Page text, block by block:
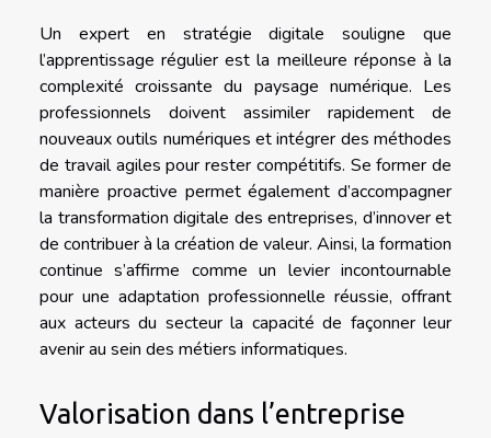
Un expert en stratégie digitale souligne que
l’apprentissage régulier est la meilleure réponse à la
complexité croissante du paysage numérique. Les
professionnels doivent assimiler rapidement de
nouveaux outils numériques et intégrer des méthodes
de travail agiles pour rester compétitifs. Se former de
manière proactive permet également d’accompagner
la transformation digitale des entreprises, d’innover et
de contribuer à la création de valeur. Ainsi, la formation
continue s’affirme comme un levier incontournable
pour une adaptation professionnelle réussie, offrant
aux acteurs du secteur la capacité de façonner leur
avenir au sein des métiers informatiques.
Valorisation dans l’entreprise